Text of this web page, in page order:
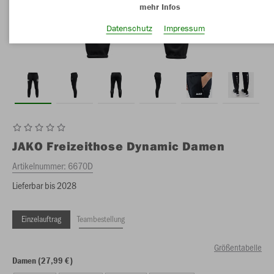
JAKO Freizeithose Dynamic Damen
Artikelnummer: 6670D
Lieferbar bis 2028
Einzelauftrag Teambestellung
Größentabelle
Damen (27,99 €)
mehr Infos
Datenschutz
Impressum